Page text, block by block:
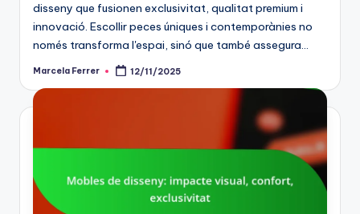
disseny que fusionen exclusivitat, qualitat premium i
innovació. Escollir peces úniques i contemporànies no
només transforma l'espai, sinó que també assegura…
Posted
Marcela Ferrer 12/11/2025